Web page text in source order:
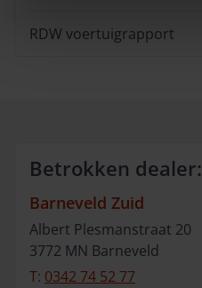
RDW voertuigrapport
Betrokken dealer:
Barneveld Zuid
Albert Plesmanstraat 20
3772 MN Barneveld
T: 0342 74 52 77